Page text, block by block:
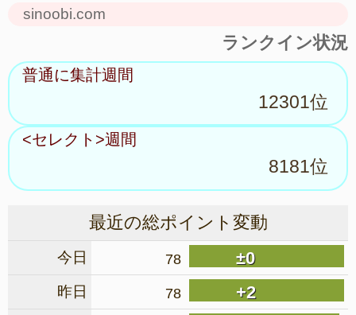
sinoobi.com
ランクイン状況
普通に集計週間
12301位
<セレクト>週間
8181位
最近の総ポイント変動
今日 78 ±0
昨日 78 +2